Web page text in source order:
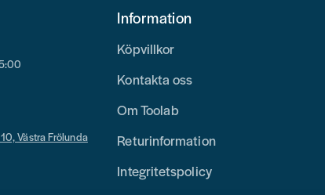
Västra Frölunda
Information
Köpvillkor
Kontakta oss
Om Toolab
Returinformation
Integritetspolicy